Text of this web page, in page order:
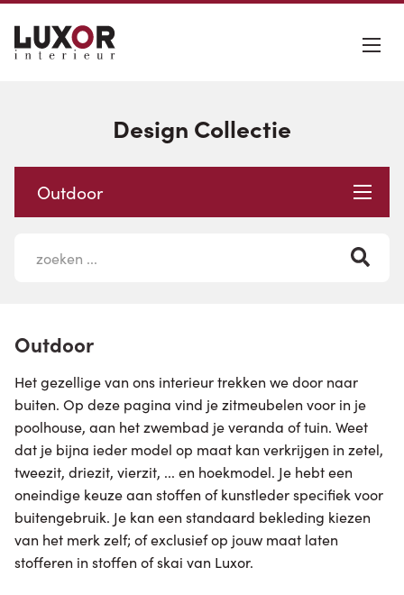
Design Collectie
Outdoor
Outdoor
Het gezellige van ons interieur trekken we door naar
buiten. Op deze pagina vind je zitmeubelen voor in je
poolhouse, aan het zwembad je veranda of tuin. Weet
dat je bijna ieder model op maat kan verkrijgen in zetel,
tweezit, driezit, vierzit, ... en hoekmodel. Je hebt een
oneindige keuze aan stoffen of kunstleder specifiek voor
buitengebruik. Je kan een standaard bekleding kiezen
van het merk zelf; of exclusief op jouw maat laten
stofferen in stoffen of skai van Luxor.